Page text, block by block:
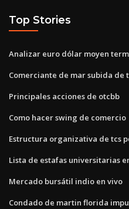
Top Stories
Analizar euro dólar moyen
Comerciante de mar subida de
Principales acciones de otcbb
Como hacer swing de comercio
Estructura organizativa de tcs
Lista de estafas universitarias
Mercado bursátil indio en vivo
Condado de martin florida